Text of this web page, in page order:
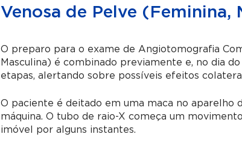
Venosa de Pelve (Feminina,
O preparo para o exame de Angiotomografia
Masculina) é combinado previamente e, no dia
etapas, alertando sobre possíveis efeitos
O paciente é deitado em uma maca no aparelho
máquina. O tubo de raio-X começa um
imóvel por alguns instantes.